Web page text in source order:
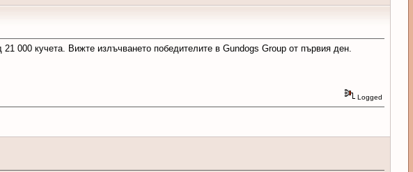
000 кучета. Вижте излъчването победителите в Gundogs Group от първия ден.
Logged